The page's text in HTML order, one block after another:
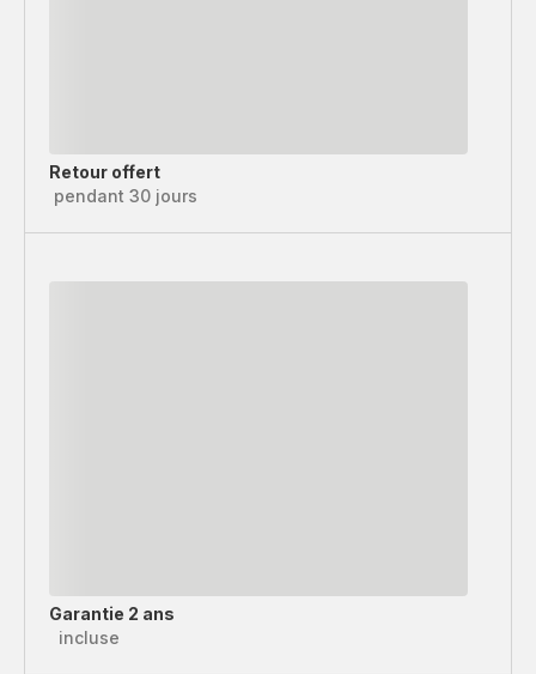
Retour offert
pendant 30 jours
Garantie 2 ans
incluse